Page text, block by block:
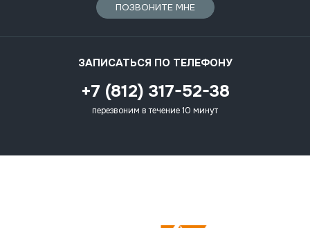
ПОЗВОНИТЕ МНЕ
ЗАПИСАТЬСЯ ПО ТЕЛЕФОНУ
+7 (812) 317-52-38
перезвоним в течение 10 минут